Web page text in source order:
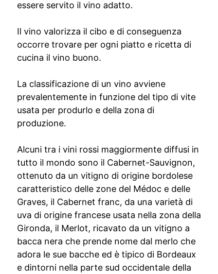
essere servito il vino adatto.
Il vino valorizza il cibo e di conseguenza
occorre trovare per ogni piatto e ricetta di
cucina il vino buono.
La classificazione di un vino avviene
prevalentemente in funzione del tipo di vite
usata per produrlo e della zona di
produzione.
Alcuni tra i vini rossi maggiormente diffusi in
tutto il mondo sono il Cabernet-Sauvignon,
ottenuto da un vitigno di origine bordolese
caratteristico delle zone del Médoc e delle
Graves, il Cabernet franc, da una varietà di
uva di origine francese usata nella zona della
Gironda, il Merlot, ricavato da un vitigno a
bacca nera che prende nome dal merlo che
adora le sue bacche ed è tipico di Bordeaux
e dintorni nella parte sud occidentale della